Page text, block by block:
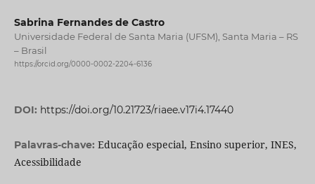
Sabrina Fernandes de Castro
Universidade Federal de Santa Maria (UFSM), Santa Maria – RS
– Brasil
https://orcid.org/0000-0002-2204-6136
DOI: https://doi.org/10.21723/riaee.v17i4.17440
Palavras-chave: Educação especial, Ensino superior, INES,
Acessibilidade